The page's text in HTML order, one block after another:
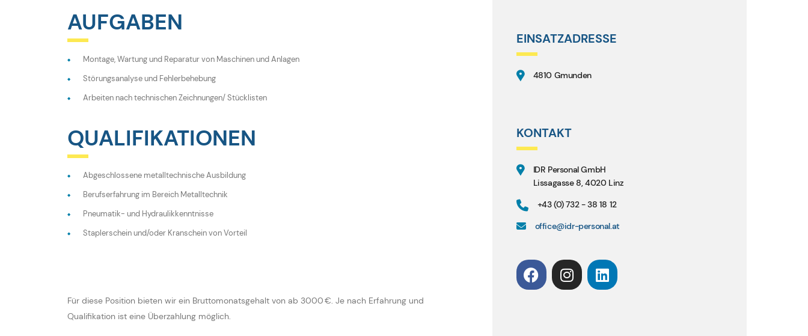
AUFGABEN
Montage, Wartung und Reparatur von Maschinen und Anlagen
Störungsanalyse und Fehlerbehebung
Arbeiten nach technischen Zeichnungen/ Stücklisten
QUALIFIKATIONEN
Abgeschlossene metalltechnische Ausbildung
Berufserfahrung im Bereich Metalltechnik
Pneumatik- und Hydraulikkenntnisse
Staplerschein und/oder Kranschein von Vorteil
Für diese Position bieten wir ein Bruttomonatsgehalt von ab 3000 €. Je nach Erfahrung und
Qualifikation ist eine Überzahlung möglich.
EINSATZADRESSE
4810 Gmunden
KONTAKT
IDR Personal GmbH
Lissagasse 8, 4020 Linz
+43 (0) 732 - 38 18 12
office@idr-personal.at